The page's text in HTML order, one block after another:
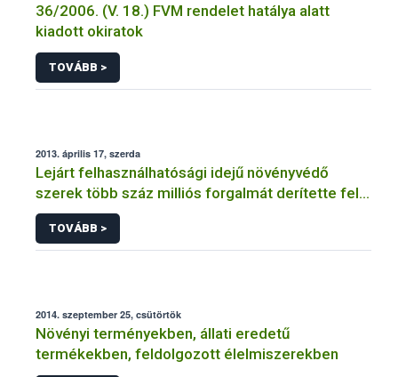
36/2006. (V. 18.) FVM rendelet hatálya alatt
kiadott okiratok
TOVÁBB >
2013. április 17, szerda
Lejárt felhasználhatósági idejű növényvédő
szerek több száz milliós forgalmát derítette fel a
NÉBIH
TOVÁBB >
2014. szeptember 25, csütörtök
Növényi terményekben, állati eredetű
termékekben, feldolgozott élelmiszerekben